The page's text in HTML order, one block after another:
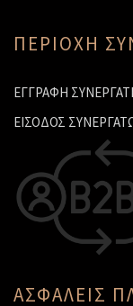
ΠΕΡΙΟΧΗ
ΕΓΓΡΑΦΗ
ΕΙΣΟΔΟΣ
ΑΣΦΑΛΕΙΣ